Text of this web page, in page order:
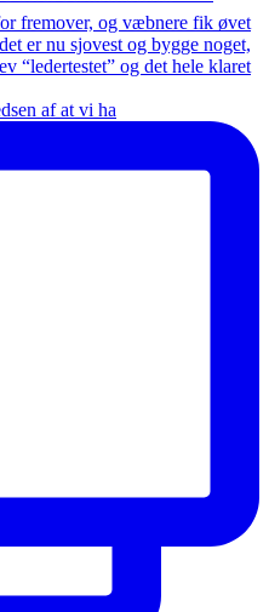
af at vi ha